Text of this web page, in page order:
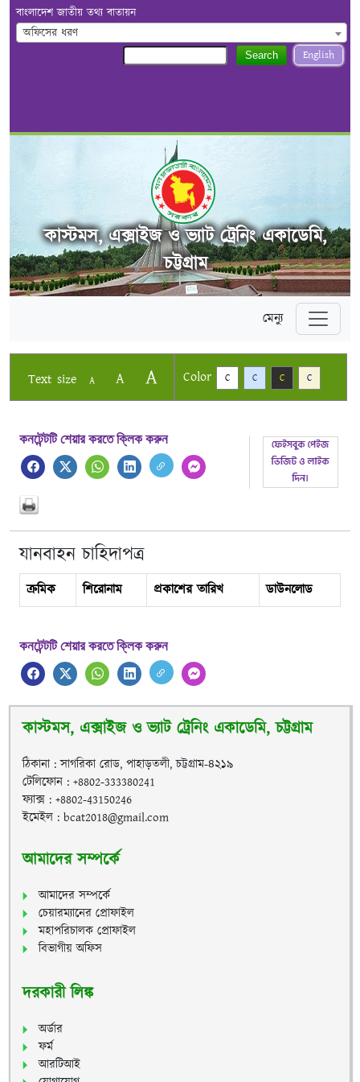
বাংলাদেশ জাতীয় তথ্য বাতায়ন
অফিসের ধরণ
English
Search
কাস্টমস, এক্সাইজ ও ভ্যাট ট্রেনিং একাডেমি,
চট্টগ্রাম
মেন্যু
Text size A A A Color C C C C
কনটেন্টটি শেয়ার করতে ক্লিক করুন
যানবাহন চাহিদাপত্র
ক্রমিক শিরোনাম প্রকাশের তারিখ ডাউনলোড
কনটেন্টটি শেয়ার করতে ক্লিক করুন
কাস্টমস, এক্সাইজ ও ভ্যাট ট্রেনিং একাডেমি, চট্টগ্রাম
ঠিকানা : সাগরিকা রোড, পাহাড়তলী, চট্টগ্রাম-৪২১৯
টেলিফোন : +8802-333380241
ফ্যাক্স : +8802-43150246
ইমেইল : bcat2018@gmail.com
আমাদের সম্পর্কে
আমাদের সম্পর্কে
চেয়ারম্যানের প্রোফাইল
মহাপরিচালক প্রোফাইল
বিভাগীয় অফিস
দরকারী লিঙ্ক
অর্ডার
ফর্ম
আরটিআই